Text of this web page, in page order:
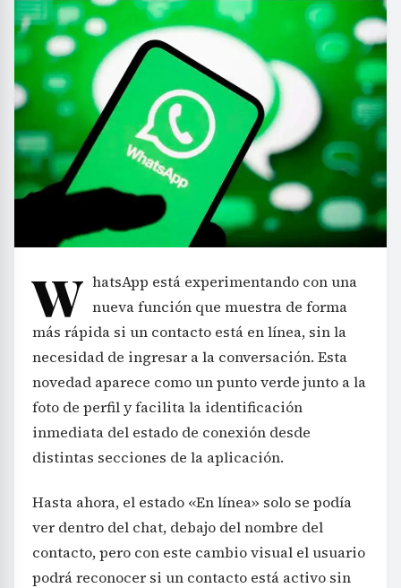
W hatsApp está experimentando con una
nueva función que muestra de forma
más rápida si un contacto está en línea, sin la
necesidad de ingresar a la conversación. Esta
novedad aparece como un punto verde junto a la
foto de perfil y facilita la identificación
inmediata del estado de conexión desde
distintas secciones de la aplicación.
Hasta ahora, el estado «En línea» solo se podía
ver dentro del chat, debajo del nombre del
contacto, pero con este cambio visual el usuario
podrá reconocer si un contacto está activo sin